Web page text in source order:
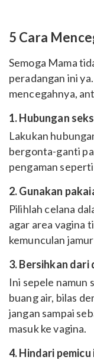
5 Cara
Semoga Mama
peradangan ini
mencegahnya,
1. Hubungan
Lakukan
bergonta-ganti
pengaman
2. Gunakan
Pilihlah celana
agar area vagina
kemunculan
3. Bersihkan dari
Ini sepele namun
buang air, bilas
jangan sampai
masuk ke vagina.
4. Hindari